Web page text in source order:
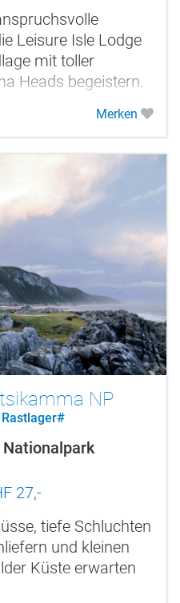
Leisure Isle Lodge
mit toller
Heads begeistern.
Merken
NP
27,-
tiefe Schluchten
und kleinen
Küste erwarten